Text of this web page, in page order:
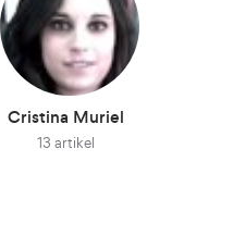
Cristina Muriel
13 artikel